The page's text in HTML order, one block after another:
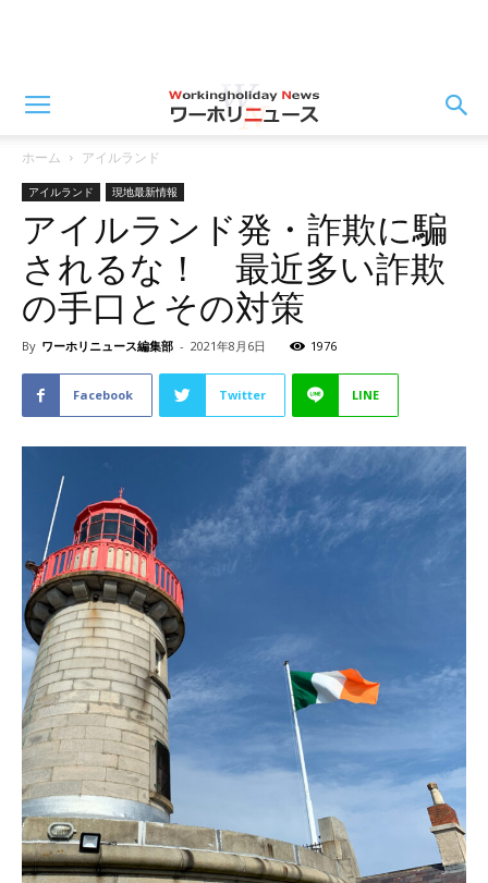
ホーム アイルランド
アイルランド 現地最新情報
アイルランド発・詐欺に騙
されるな！ 最近多い詐欺
の手口とその対策
By ワーホリニュース編集部 - 2021年8月6日 1976
Facebook Twitter LINE